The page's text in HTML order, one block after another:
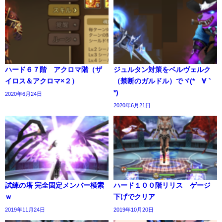
ハード６７階 アクロマ階（ザ
イロス＆アクロマ×２）
2020年6月24日
ジュルタン対策をベルヴェルク
（禁断のガルドル）でヾ(*´∀｀
*)
2020年6月21日
試練の塔 完全固定メンバー模索
ｗ
2019年11月24日
ハード１００階リリス ゲージ
下げでクリア
2019年10月20日